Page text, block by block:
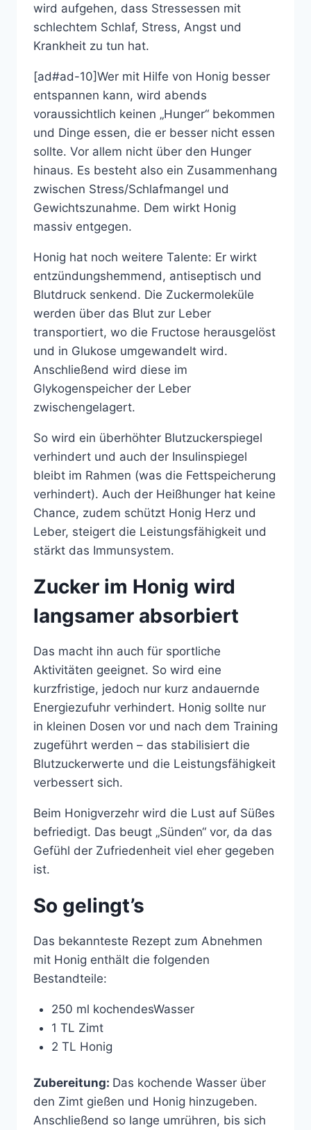
wird aufgehen, dass Stressessen mit
schlechtem Schlaf, Stress, Angst und
Krankheit zu tun hat.
[ad#ad-10]Wer mit Hilfe von Honig besser
entspannen kann, wird abends
voraussichtlich keinen „Hunger“ bekommen
und Dinge essen, die er besser nicht essen
sollte. Vor allem nicht über den Hunger
hinaus. Es besteht also ein Zusammenhang
zwischen Stress/Schlafmangel und
Gewichtszunahme. Dem wirkt Honig
massiv entgegen.
Honig hat noch weitere Talente: Er wirkt
entzündungshemmend, antiseptisch und
Blutdruck senkend. Die Zuckermoleküle
werden über das Blut zur Leber
transportiert, wo die Fructose herausgelöst
und in Glukose umgewandelt wird.
Anschließend wird diese im
Glykogenspeicher der Leber
zwischengelagert.
So wird ein überhöhter Blutzuckerspiegel
verhindert und auch der Insulinspiegel
bleibt im Rahmen (was die Fettspeicherung
verhindert). Auch der Heißhunger hat keine
Chance, zudem schützt Honig Herz und
Leber, steigert die Leistungsfähigkeit und
stärkt das Immunsystem.
Zucker im Honig wird
langsamer absorbiert
Das macht ihn auch für sportliche
Aktivitäten geeignet. So wird eine
kurzfristige, jedoch nur kurz andauernde
Energiezufuhr verhindert. Honig sollte nur
in kleinen Dosen vor und nach dem Training
zugeführt werden – das stabilisiert die
Blutzuckerwerte und die Leistungsfähigkeit
verbessert sich.
Beim Honigverzehr wird die Lust auf Süßes
befriedigt. Das beugt „Sünden“ vor, da das
Gefühl der Zufriedenheit viel eher gegeben
ist.
So gelingt’s
Das bekannteste Rezept zum Abnehmen
mit Honig enthält die folgenden
Bestandteile:
250 ml kochendesWasser
1 TL Zimt
2 TL Honig
Zubereitung: Das kochende Wasser über
den Zimt gießen und Honig hinzugeben.
Anschließend so lange umrühren, bis sich